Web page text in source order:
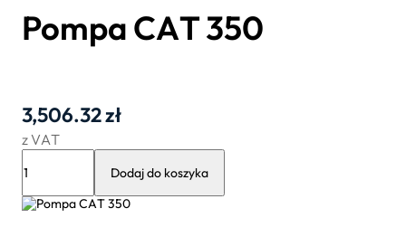
Pompa CAT 350
3,506.32zł
z VAT
Pompa
350
Dodaj do koszyka